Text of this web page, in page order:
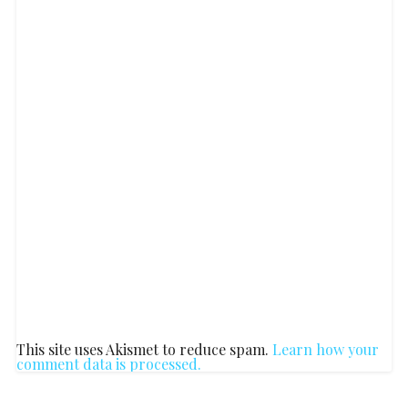
This site uses Akismet to reduce spam. Learn how your
comment data is processed.